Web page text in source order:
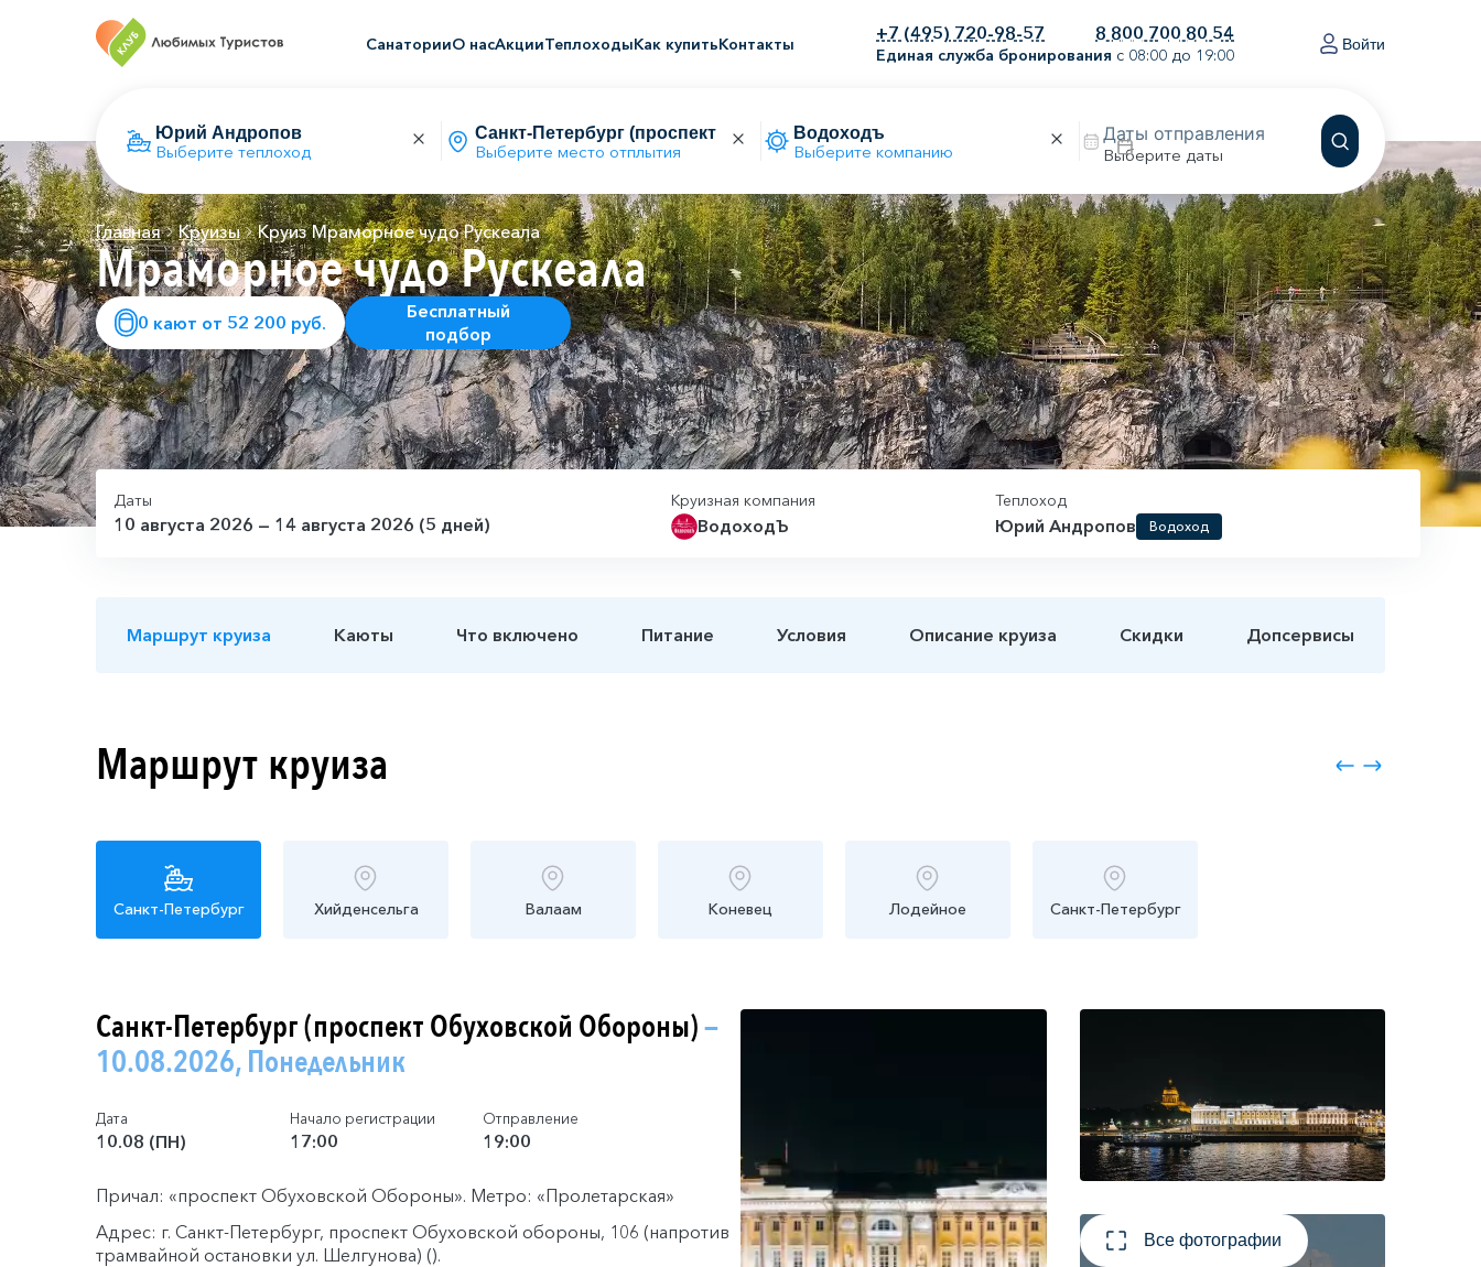
СанаторииО насАкцииТеплоходыКак купитьКонтакты
+7 (495) 720-98-57 8 800 700 80 54
Единая служба бронирования с 08:00 до 19:00
Войти
Выберите теплоход Выберите место отплытия Выберите компанию Выберите даты
Главная Круизы Круиз Мраморное чудо Рускеала
Мраморное чудо Рускеала
0 кают от 52 200 руб.
Бесплатный
подбор
Даты
10 августа 2026 — 14 августа 2026 (5 дней)
Круизная компания
ВодоходЪ
Теплоход
Юрий Андропов Водоход
Маршрут круиза Каюты Что включено Питание Условия Описание круиза Скидки Допсервисы
Маршрут круиза
Санкт-Петербург Хийденсельга Валаам Коневец Лодейное Санкт-Петербург
Санкт-Петербург (проспект Обуховской Обороны)—
10.08.2026, Понедельник
Дата
10.08 (ПН)
Начало регистрации
17:00
Отправление
19:00
Причал: «проспект Обуховской Обороны». Метро: «Пролетарская»
Адрес: г. Санкт-Петербург, проспект Обуховской обороны, 106 (напротив
трамвайной остановки ул. Шелгунова) ().
Все фотографии